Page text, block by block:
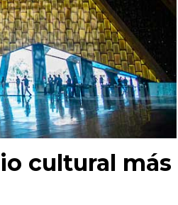
cultural más